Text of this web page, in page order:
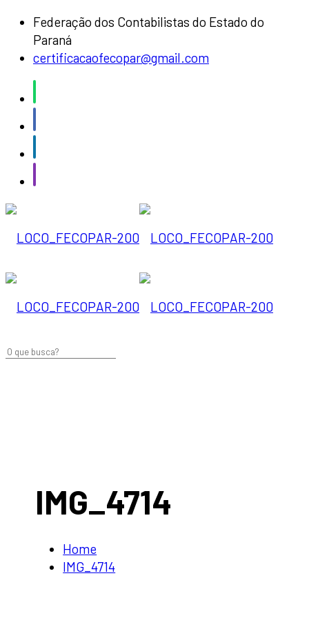
Federação dos Contabilistas do Estado do
Paraná
certificacaofecopar@gmail.com
IMG_4714
Home
IMG_4714